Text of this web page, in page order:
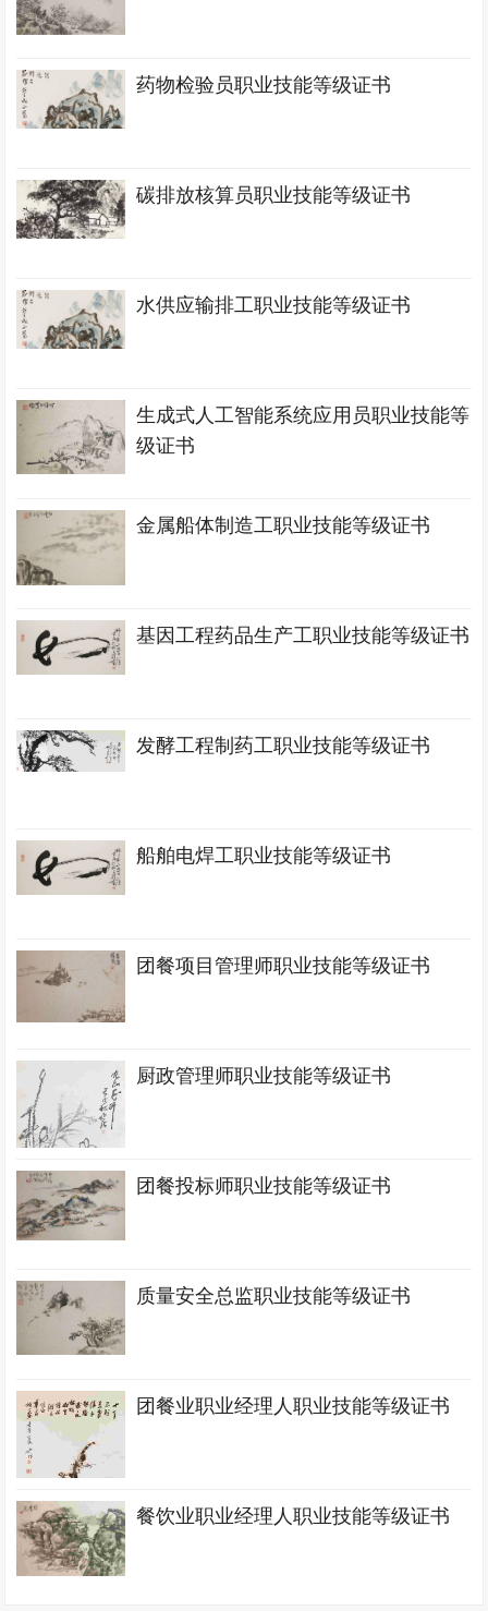
药物检验员职业技能等级证书
碳排放核算员职业技能等级证书
水供应输排工职业技能等级证书
生成式人工智能系统应用员职业技能等
级证书
金属船体制造工职业技能等级证书
基因工程药品生产工职业技能等级证书
发酵工程制药工职业技能等级证书
船舶电焊工职业技能等级证书
团餐项目管理师职业技能等级证书
厨政管理师职业技能等级证书
团餐投标师职业技能等级证书
质量安全总监职业技能等级证书
团餐业职业经理人职业技能等级证书
餐饮业职业经理人职业技能等级证书